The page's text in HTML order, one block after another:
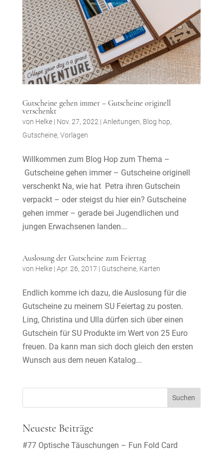
Gutscheine gehen immer – Gutscheine originell
verschenkt
von Helke| Nov. 27, 2022 | Anleitungen, Blog hop,
Gutscheine, Vorlagen
Willkommen zum Blog Hop zum Thema –
Gutscheine gehen immer – Gutscheine originell
verschenkt Na, wie hat Petra ihren Gutschein
verpackt – oder steigst du hier ein? Gutscheine
gehen immer – gerade bei Jugendlichen und
jungen Erwachsenen landen...
Auslosung der Gutscheine zum Feiertag
von Helke| Apr. 26, 2017 | Gutscheine, Karten
Endlich komme ich dazu, die Auslosung für die
Gutscheine zu meinem SU Feiertag zu posten.
Ling, Christina und Ulla dürfen sich über einen
Gutschein für SU Produkte im Wert von 25 Euro
freuen. Da kann man sich doch gleich den ersten
Wunsch aus dem neuen Katalog...
Neueste Beiträge
#77 Optische Täuschungen – Fun Fold Card